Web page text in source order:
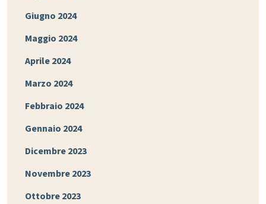
Giugno 2024
Maggio 2024
Aprile 2024
Marzo 2024
Febbraio 2024
Gennaio 2024
Dicembre 2023
Novembre 2023
Ottobre 2023